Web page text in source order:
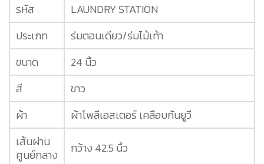
รหัส
LAUNDRY STATION
ประเภท
ร่มตอนเดียว/ร่มไม้เท้า
ขนาด
24 นิ้ว
สี
ขาว
ผ้า
ผ้าโพลีเอสเตอร์ เคลือบกันยูวี
เส้นผ่าน
ศูนย์กลาง
กว้าง 42.5 นิ้ว